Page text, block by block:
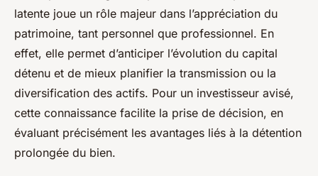
latente joue un rôle majeur dans l’appréciation du
patrimoine, tant personnel que professionnel. En
effet, elle permet d’anticiper l’évolution du capital
détenu et de mieux planifier la transmission ou la
diversification des actifs. Pour un investisseur avisé,
cette connaissance facilite la prise de décision, en
évaluant précisément les avantages liés à la détention
prolongée du bien.